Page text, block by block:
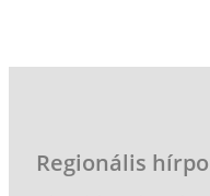
Regionális